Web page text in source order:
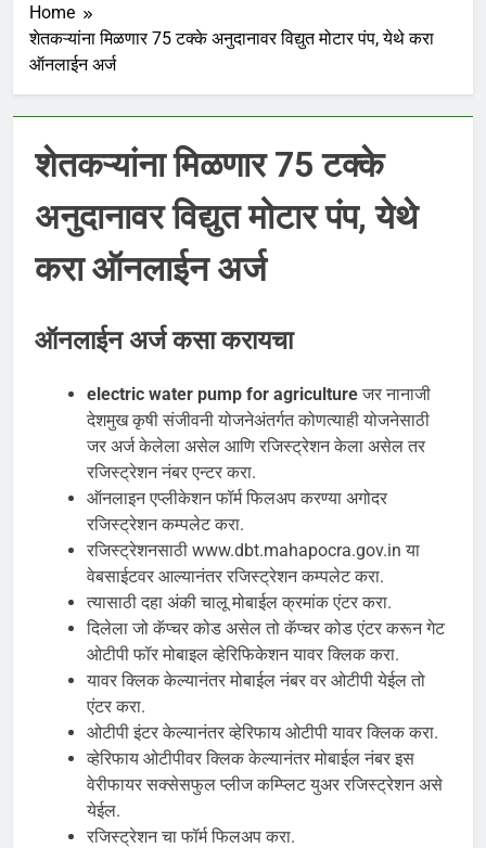
Home
शेतकऱ्यांना मिळणार 75 टक्के अनुदानावर विद्युत मोटार पंप, येथे करा
ऑनलाईन अर्ज
शेतकऱ्यांना मिळणार 75 टक्के
अनुदानावर विद्युत मोटार पंप, येथे
करा ऑनलाईन अर्ज
ऑनलाईन अर्ज कसा करायचा
electric water pump for agricultureजर नानाजी
देशमुख कृषी संजीवनी योजनेअंतर्गत कोणत्याही योजनेसाठी
जर अर्ज केलेला असेल आणि रजिस्ट्रेशन केला असेल तर
रजिस्ट्रेशन नंबर एन्टर करा.
ऑनलाइन एप्लीकेशन फॉर्म फिलअप करण्या अगोदर
रजिस्ट्रेशन कम्पलेट करा.
रजिस्ट्रेशनसाठी www.dbt.mahapocra.gov.in या
वेबसाईटवर आल्यानंतर रजिस्ट्रेशन कम्पलेट करा.
त्यासाठी दहा अंकी चालू मोबाईल क्रमांक एंटर करा.
दिलेला जो कॅप्चर कोड असेल तो कॅप्चर कोड एंटर करून गेट
ओटीपी फॉर मोबाइल व्हेरिफिकेशन यावर क्लिक करा.
यावर क्लिक केल्यानंतर मोबाईल नंबर वर ओटीपी येईल तो
एंटर करा.
ओटीपी इंटर केल्यानंतर व्हेरिफाय ओटीपी यावर क्लिक करा.
व्हेरिफाय ओटीपीवर क्लिक केल्यानंतर मोबाईल नंबर इस
वेरीफायर सक्सेसफुल प्लीज कम्प्लिट युअर रजिस्ट्रेशन असे
येईल.
रजिस्ट्रेशन चा फॉर्म फिलअप करा.